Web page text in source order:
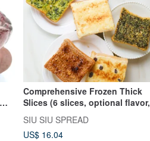
Comprehensive Frozen Thick
Slices (6 slices, optional flavor,
delivered frozen by 7-11
SIU SIU SPREAD
US$ 16.04